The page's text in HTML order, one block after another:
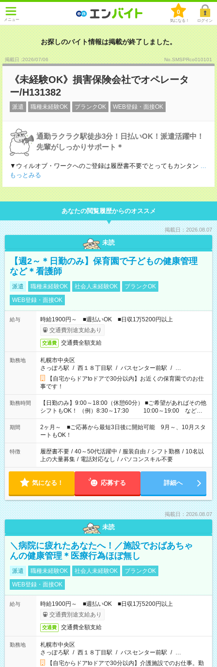
メニュー
0
気になる！ ログイン
お探しのバイト情報は掲載が終了しました。
掲載日 :2026/07/06 No.SMSPRco010101
《未経験OK》損害保険会社でオペレータ
ー/H131382
派遣 職種未経験OK ブランクOK WEB登録・面接OK
通勤ラクラク駅徒歩3分！日払いOK！派遣活躍中！
先輩がしっかりサポート＊
▼ウィルオブ・ワークへのご登録は履歴書不要でとってもカンタン ...
もっとみる
あなたの閲覧履歴からのオススメ
掲載日：2026.08.07
未読
【週2～＊日勤のみ】保育園で子どもの健康管理
など＊看護師
派遣 職種未経験OK 社会人未経験OK
ブランクOK
WEB登録・面接OK
給与
時給1900円～ ■週払いOK ■日収1万5200円以上
交通費別途支給あり
交通費 交通費全額支給
勤務地
札幌市中央区
さっぽろ駅 / 西１８丁目駅 / バスセンター前駅 / …
【自宅からドアtoドアで30分以内】お近くの保育園でのお仕
事です！
勤務時間
【日勤のみ】9:00～18:00（休憩60分） ■ご希望があればその他
シフトもOK！ （例）8:30～17:30 10:00～19:00 など
「家族とお休みを合わせたい」 「余裕を持って夕飯の準備がし
たい」 「できれば残業はしたくない」 など、ご希望があれば教
えてくださいね。 ※Wワーク希望の方へ 今ご覧のお仕事で希望
する勤務時間と、もう1つのお仕事の勤務時間。 合計で週40時
間を超える場合は応募できません
期間
2ヶ月～ ■ご応募から最短3日後に開始可能 9月～、10月スタ
ートもOK！
特徴 履歴書不要 / 40～50代活躍中 / 服装自由 / シフト勤務 / 10名以
上の大量募集 / 電話対応なし / パソコンスキル不要
気になる！ 応募する 詳細へ
掲載日：2026.08.07
未読
＼病院に疲れたあなたへ！／施設でおばあちゃ
んの健康管理＊医療行為ほぼ無し
派遣 職種未経験OK 社会人未経験OK
ブランクOK
WEB登録・面接OK
給与
時給1900円～ ■週払いOK ■日収1万5200円以上
交通費別途支給あり
交通費 交通費全額支給
勤務地
札幌市中央区
さっぽろ駅 / 西１８丁目駅 / バスセンター前駅 / …
【自宅からドアtoドアで30分以内】介護施設でのお仕事。勤